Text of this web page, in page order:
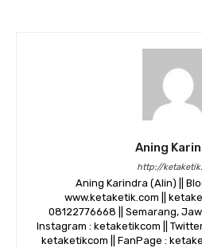
Aning
http://
Aning Karindra (Alin) ||
www.ketaketik.com ||
08122776668 || Semarang,
Instagram : ketaketikcom ||
ketaketikcom || FanPage :